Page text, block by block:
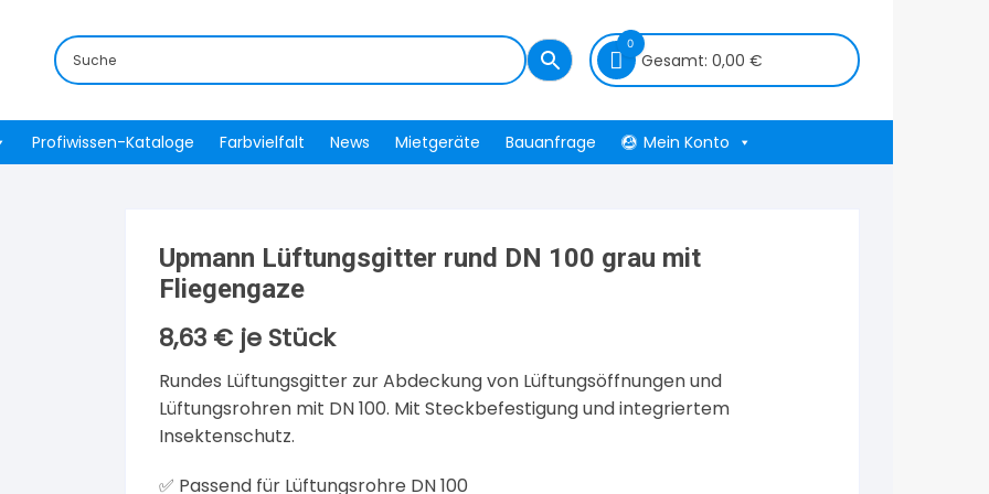
0
Gesamt: 0,00 €
Profiwissen-Kataloge Farbvielfalt News Mietgeräte Bauanfrage Mein Konto
Upmann Lüftungsgitter rund DN 100 grau mit
Fliegengaze
8,63 € je Stück
Rundes Lüftungsgitter zur Abdeckung von Lüftungsöffnungen und
Lüftungsrohren mit DN 100. Mit Steckbefestigung und integriertem
Insektenschutz.
✅ Passend für Lüftungsrohre DN 100